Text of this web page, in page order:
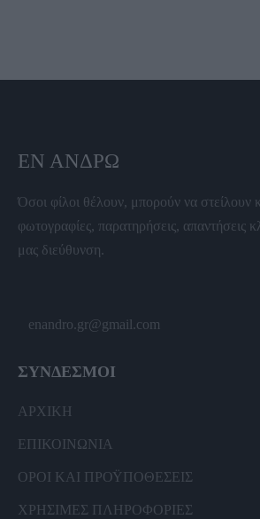
ΕΝ ΆΝΔΡΩ
Όσοι φίλοι θέλουν, μπορούν να στείλουν
φωτογραφίες, παρατηρήσεις, απαντήσεις
μας διεύθυνση.
enandro.gr@gmail.com
ΣΥΝΔΕΣΜΟΙ
ΑΡΧΙΚΗ
ΕΠΙΚΟΙΝΩΝΙΑ
ΟΡΟΙ ΚΑΙ ΠΡΟΫΠΟΘΕΣΕΙΣ
ΧΡΗΣΙΜΕΣ ΠΛΗΡΟΦΟΡΙΕΣ